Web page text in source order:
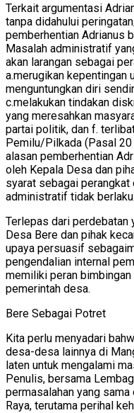
Terkait argumentasi
tanpa didahului
pemberhentian Adrianus
Masalah administratif
akan larangan sebagai
a.merugikan kepentingan
menguntungkan diri
c.melakukan tindakan
yang meresahkan
partai politik, dan f.
Pemilu/Pilkada (Pasal
alasan pemberhentian
oleh Kepala Desa dan
syarat sebagai perangkat
administratif tidak berlaku.
Terlepas dari
Desa Bere dan pihak
upaya persuasif
pengendalian internal
memiliki peran
pemerintah desa.
Bere Sebagai Potret
Kita perlu menyadari
desa-desa lainnya di
laten untuk mengalami
Penulis, bersama
permasalahan yang
Raya, terutama perihal